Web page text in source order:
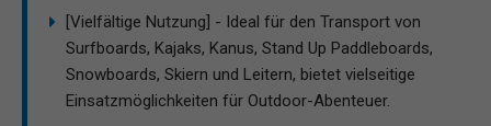
[Vielfältige Nutzung] - Ideal für den Transport von
Surfboards, Kajaks, Kanus, Stand Up Paddleboards,
Snowboards, Skiern und Leitern, bietet vielseitige
Einsatzmöglichkeiten für Outdoor-Abenteuer.